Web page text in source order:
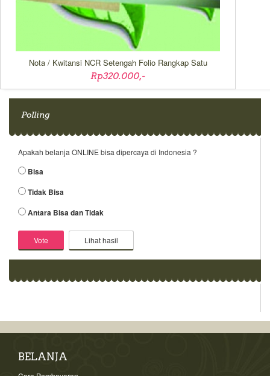
Nota / Kwitansi NCR Setengah Folio Rangkap Satu
Rp320.000,-
Polling
Apakah belanja ONLINE bisa dipercaya di Indonesia ?
Bisa
Tidak Bisa
Antara Bisa dan Tidak
Lihat hasil
BELANJA